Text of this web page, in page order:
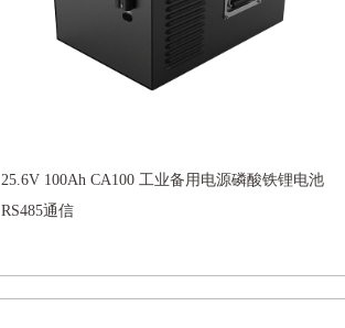
25.6V 100Ah CA100 工业备用电源磷酸铁锂电池
RS485通信